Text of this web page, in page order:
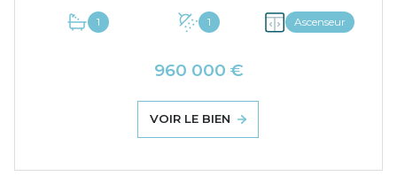
1 1 Ascenseur
960 000 €
VOIR LE BIEN